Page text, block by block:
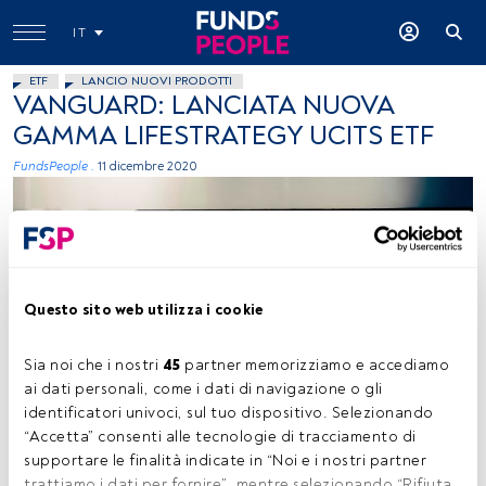
Questo sito web utilizza i cookie
Sia noi che i nostri 45 partner memorizziamo e accediamo
ai dati personali, come i dati di navigazione o gli
identificatori univoci, sul tuo dispositivo. Selezionando
“Accetta” consenti alle tecnologie di tracciamento di
supportare le finalità indicate in “Noi e i nostri partner
IT
ETF LANCIO NUOVI PRODOTTI
VANGUARD: LANCIATA NUOVA
GAMMA LIFESTRATEGY UCITS ETF
FundsPeople . 11 dicembre 2020
Chris Liverani, Unsplash